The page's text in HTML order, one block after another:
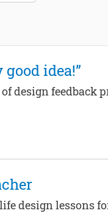
idea!”
design
design lessons